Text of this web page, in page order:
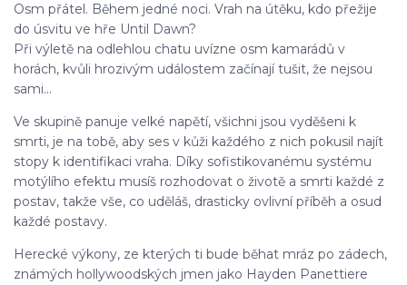
Osm přátel. Během jedné noci. Vrah na útěku, kdo přežije
do úsvitu ve hře Until Dawn?
Při výletě na odlehlou chatu uvízne osm kamarádů v
horách, kvůli hrozivým událostem začínají tušit, že nejsou
sami...
Ve skupině panuje velké napětí, všichni jsou vyděšeni k
smrti, je na tobě, aby ses v kůži každého z nich pokusil najít
stopy k identifikaci vraha. Díky sofistikovanému systému
motýlího efektu musíš rozhodovat o životě a smrti každé z
postav, takže vše, co uděláš, drasticky ovlivní příběh a osud
každé postavy.
Herecké výkony, ze kterých ti bude běhat mráz po zádech,
známých hollywoodských jmen jako Hayden Panettiere